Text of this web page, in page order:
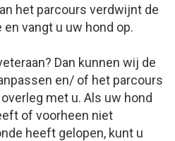
het parcours verdwijnt de
vangt u uw hond op.
Dan kunnen wij de
en/ of het parcours
met u. Als uw hond
of voorheen niet
heeft gelopen, kunt u